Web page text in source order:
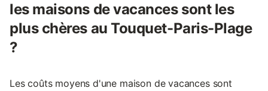
les maisons de vacances sont les
plus chères au Touquet-Paris-Plage
?
Les coûts moyens d'une maison de vacances sont